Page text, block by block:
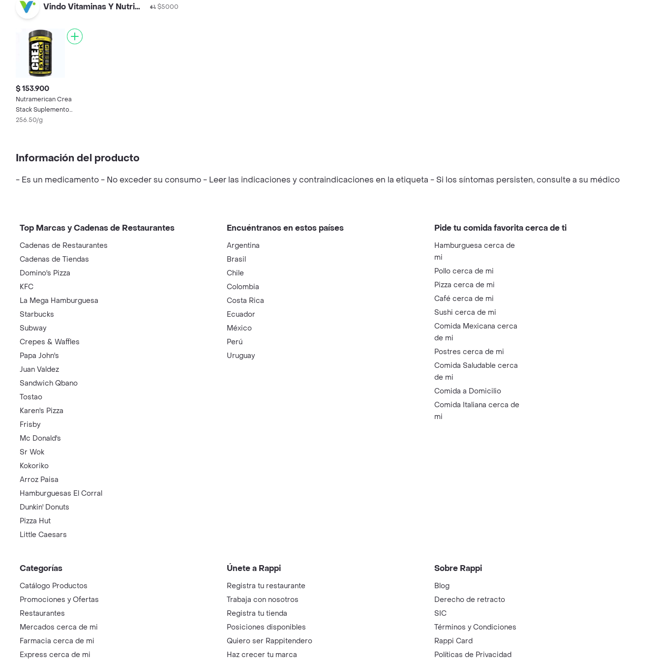
Vindo Vitaminas Y Nutrición Santa Ana $5000
$ 153.900
Nutramerican Crea
Stack Suplemento
Alimenticio Sabor a
256.50/g
Información del producto
- Es un medicamento - No exceder su consumo - Leer las indicaciones y contraindicaciones en la etiqueta - Si los síntomas persisten, consulte a su médico
Top Marcas y Cadenas de Restaurantes
Cadenas de Restaurantes
Cadenas de Tiendas
Domino's Pizza
KFC
La Mega Hamburguesa
Starbucks
Subway
Crepes & Waffles
Papa John's
Juan Valdez
Sandwich Qbano
Tostao
Karen's Pizza
Frisby
Mc Donald's
Sr Wok
Kokoriko
Arroz Paisa
Hamburguesas El Corral
Dunkin' Donuts
Pizza Hut
Little Caesars
Encuéntranos en estos países
Argentina
Brasil
Chile
Colombia
Costa Rica
Ecuador
México
Perú
Uruguay
Pide tu comida favorita cerca de ti
Hamburguesa cerca de
mi
Pollo cerca de mi
Pizza cerca de mi
Café cerca de mi
Sushi cerca de mi
Comida Mexicana cerca
de mi
Postres cerca de mi
Comida Saludable cerca
de mi
Comida a Domicilio
Comida Italiana cerca de
mi
Categorías
Catálogo Productos
Promociones y Ofertas
Restaurantes
Mercados cerca de mi
Farmacia cerca de mi
Express cerca de mi
Únete a Rappi
Registra tu restaurante
Trabaja con nosotros
Registra tu tienda
Posiciones disponibles
Quiero ser Rappitendero
Haz crecer tu marca
Sobre Rappi
Blog
Derecho de retracto
SIC
Términos y Condiciones
Rappi Card
Políticas de Privacidad